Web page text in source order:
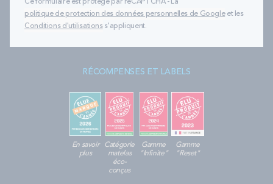
Ce formulaire est protégé par reCAPTCHA - La
politique de protection des données personnelles de Googleet les
Conditions d'utilisationss'appliquent.
RÉCOMPENSES ET LABELS
En savoir
plus
Catégorie
matelas
éco-
conçus
Gamme
"Infinite"
Gamme
"Reset"